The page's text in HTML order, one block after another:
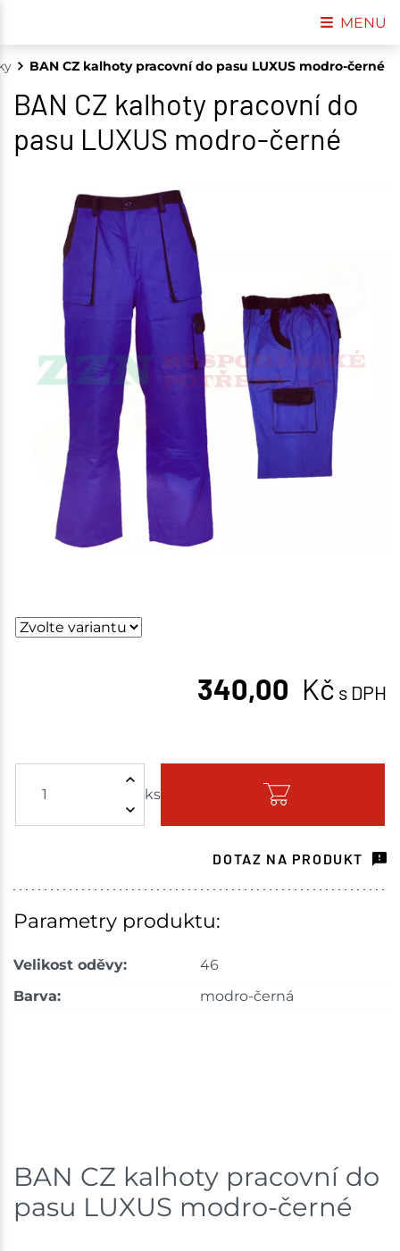
BAN CZ kalhoty pracovní do pasu LUXUS modro-černé
BAN CZ kalhoty pracovní do
pasu LUXUS modro-černé
340,00 Kč s DPH
ks
DOTAZ NA PRODUKT
Parametry produktu:
Velikost oděvy:
46
Barva:
modro-černá
BAN CZ kalhoty pracovní do
pasu LUXUS modro-černé
MENU